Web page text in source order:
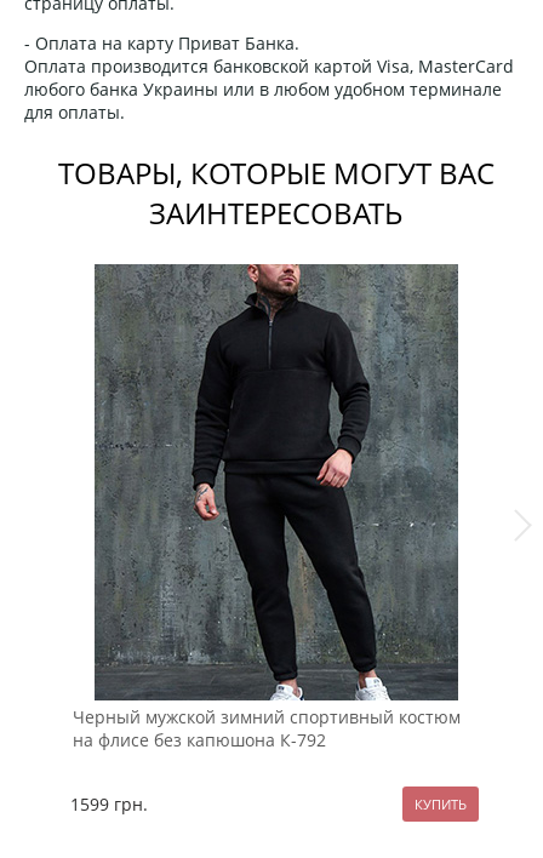
- Оплата на карту Приват Банка.
Оплата производится банковской картой Visa, MasterCard
любого банка Украины или в любом удобном терминале
для оплаты.
ТОВАРЫ, КОТОРЫЕ МОГУТ ВАС
ЗАИНТЕРЕСОВАТЬ
Черный мужской зимний спортивный костюм
на флисе без капюшона К-792
1599 грн.